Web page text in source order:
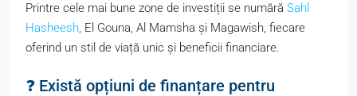
Printre cele mai bune zone de investiții se numără Sahl
Hasheesh, El Gouna, Al Mamsha și Magawish, fiecare
oferind un stil de viață unic și beneficii financiare.
❓ Există opțiuni de finanțare pentru